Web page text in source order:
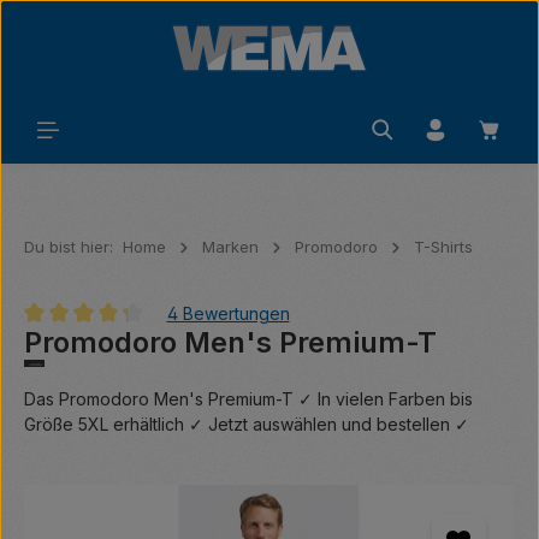
Zum Hauptinhalt springen
Du bist hier: Home Marken Promodoro T-Shirts
Durchschnittliche Bewertung von 4.25 von 5 Sternen
4 Bewertungen
Promodoro Men's Premium-T
Das Promodoro Men's Premium-T ✓ In vielen Farben bis
Größe 5XL erhältlich ✓ Jetzt auswählen und bestellen ✓